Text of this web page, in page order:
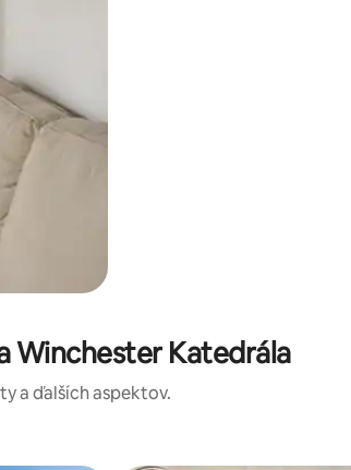
Winchester Katedrála
a ďalších aspektov.